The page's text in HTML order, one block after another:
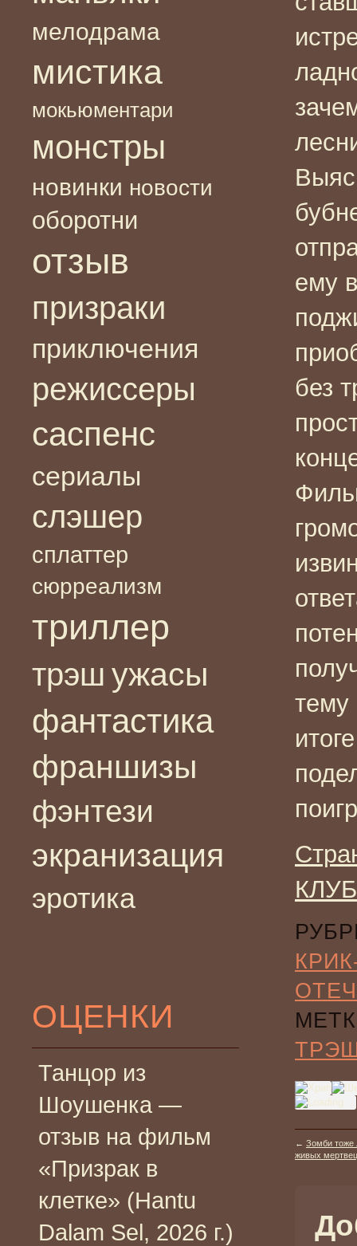
мелодрама
мистика
мокьюментари
монстры
новинки новости
оборотни
отзыв
призраки
приключения
режиссеры
саспенс
сериалы
слэшер
сплаттер
сюрреализм
триллер
трэш ужасы
фантастика
франшизы
фэнтези
экранизация
эротика
ОЦЕНКИ
Танцор из
Шоушенка —
отзыв на фильм
«Призрак в
клетке» (Hantu
Dalam Sel, 2026 г.)
ему
без
тему
← Зомби
живых